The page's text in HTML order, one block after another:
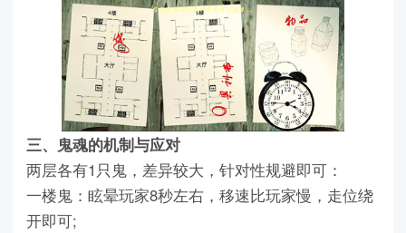
三、鬼魂的机制与应对
两层各有1只鬼，差异较大，针对性规避即可：
一楼鬼：眩晕玩家8秒左右，移速比玩家慢，走位绕
开即可;